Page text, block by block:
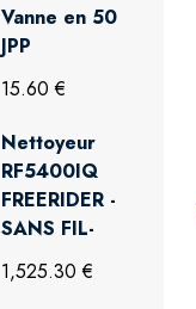
Vanne en 50
JPP
15.60 €
Nettoyeur
RF5400IQ
FREERIDER -
SANS FIL-
1,525.30 €